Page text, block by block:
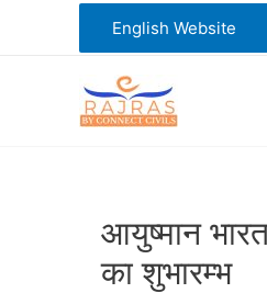
English Website
आयुष्मान
का शुभारम्भ